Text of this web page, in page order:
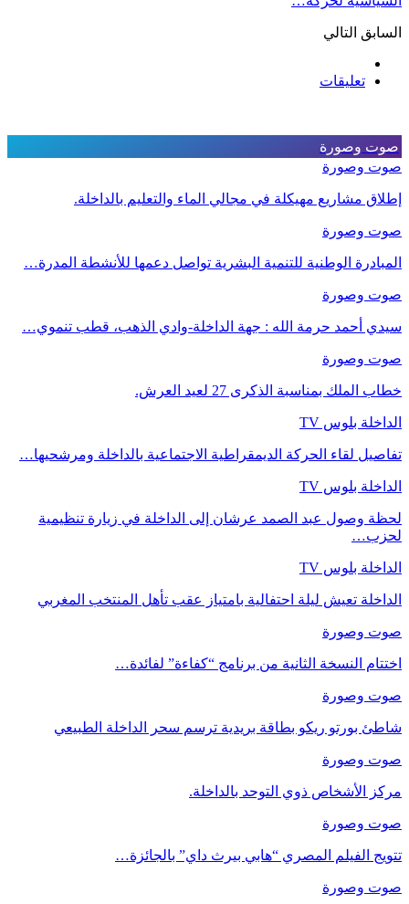
السابق التالي
تعليقات
صوت وصورة
صوت وصورة
إطلاق مشاريع مهيكلة في مجالي الماء والتعليم بالداخلة.
صوت وصورة
المبادرة الوطنية للتنمية البشرية تواصل دعمها للأنشطة المدرة…
صوت وصورة
سيدي أحمد حرمة الله : جهة الداخلة-وادي الذهب، قطب تنموي…
صوت وصورة
خطاب الملك بمناسبة الذكرى 27 لعيد العرش.
الداخلة بلوس TV
تفاصيل لقاء الحركة الديمقراطية الاجتماعية بالداخلة ومرشحيها…
الداخلة بلوس TV
لحظة وصول عبد الصمد عرشان إلى الداخلة في زيارة تنظيمية
لحزب…
الداخلة بلوس TV
الداخلة تعيش ليلة احتفالية بامتياز عقب تأهل المنتخب المغربي
صوت وصورة
اختتام النسخة الثانية من برنامج “كفاءة” لفائدة…
صوت وصورة
شاطئ بورتو ريكو بطاقة بريدية ترسم سحر الداخلة الطبيعي
صوت وصورة
مركز الأشخاص ذوي التوحد بالداخلة.
صوت وصورة
تتويج الفيلم المصري “هابي بيرث داي” بالجائزة…
صوت وصورة